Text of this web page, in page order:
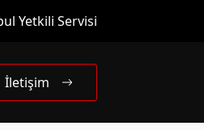
Yetkili Servisi
İletişim